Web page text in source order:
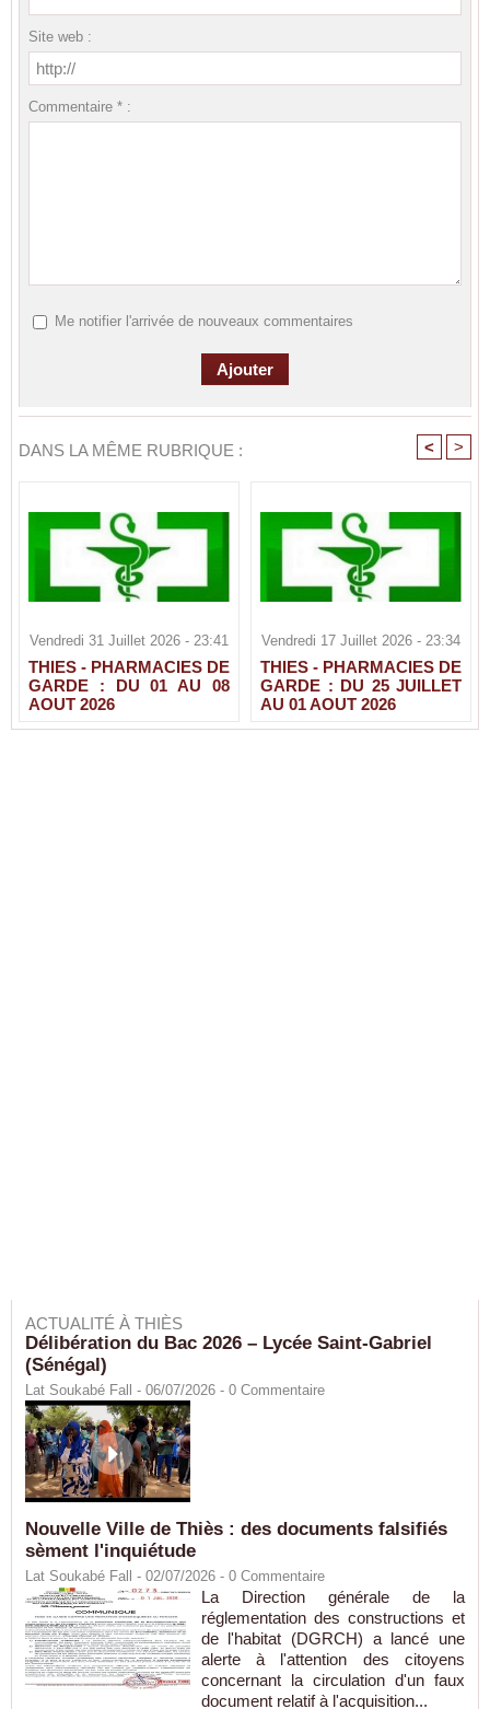
Site web :
Commentaire * :
Me notifier l'arrivée de nouveaux commentaires
DANS LA MÊME RUBRIQUE : < >
Vendredi 31 Juillet 2026 - 23:41
THIES - PHARMACIES DE
GARDE : DU 01 AU 08
AOUT 2026
Vendredi 17 Juillet 2026 - 23:34
THIES - PHARMACIES DE
GARDE : DU 25 JUILLET
AU 01 AOUT 2026
ACTUALITÉ À THIÈS
Délibération du Bac 2026 – Lycée Saint-Gabriel
(Sénégal)
Lat Soukabé Fall - 06/07/2026 - 0 Commentaire
Nouvelle Ville de Thiès : des documents falsifiés
sèment l'inquiétude
Lat Soukabé Fall - 02/07/2026 - 0 Commentaire
La Direction générale de la
réglementation des constructions et
de l'habitat (DGRCH) a lancé une
alerte à l'attention des citoyens
concernant la circulation d'un faux
document relatif à l'acquisition...